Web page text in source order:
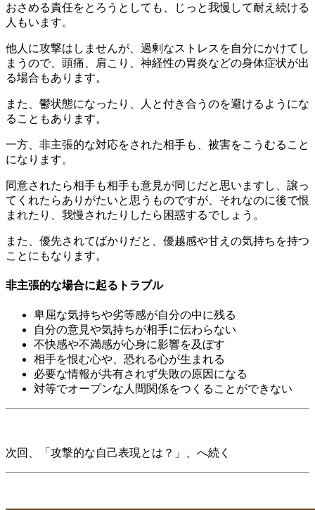
おさめる責任をとろうとしても、じっと我慢して耐え続ける
人もいます。
他人に攻撃はしませんが、過剰なストレスを自分にかけてし
まうので、頭痛、肩こり、神経性の胃炎などの身体症状が出
る場合もあります。
また、鬱状態になったり、人と付き合うのを避けるようにな
ることもあります。
一方、非主張的な対応をされた相手も、被害をこうむること
になります。
同意されたら相手も相手も意見が同じだと思いますし、譲っ
てくれたらありがたいと思うものですが、それなのに後で恨
まれたり、我慢されたりしたら困惑するでしょう。
また、優先されてばかりだと、優越感や甘えの気持ちを持つ
ことにもなります。
非主張的な場合に起るトラブル
卑屈な気持ちや劣等感が自分の中に残る
自分の意見や気持ちが相手に伝わらない
不快感や不満感が心身に影響を及ぼす
相手を恨む心や、恐れる心が生まれる
必要な情報が共有されず失敗の原因になる
対等でオープンな人間関係をつくることができない
次回、 「攻撃的な自己表現とは？」 、へ続く